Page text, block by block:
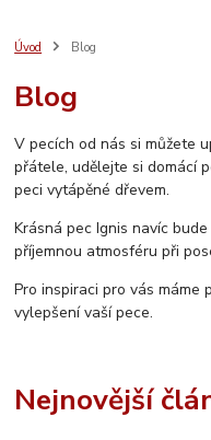
vánoce
kvásek
pikantní
video
měření teploty
jak sestavit pec
vlastnosti
vánoční výstava
Úvod Blog
Blog
V pecích od nás si můžete
přátele, udělejte si domácí
peci vytápěné dřevem.
Krásná pec Ignis navíc
příjemnou atmosféru při
Pro inspiraci pro vás máme
vylepšení vaší pece.
Nejnovější